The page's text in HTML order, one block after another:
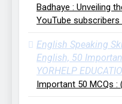
Badhaye : Unveiling
YouTube
English Speaking
English, 50
YORHELP
Important 50 MCQs :